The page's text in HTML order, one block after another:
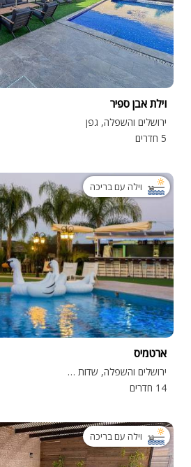
וילת אבן ספיר
ירושלים והשפלה, גפן
5 חדרים
וילה עם בריכה
ארטמיס
ירושלים והשפלה, שדות מיכה
14 חדרים
וילה עם בריכה